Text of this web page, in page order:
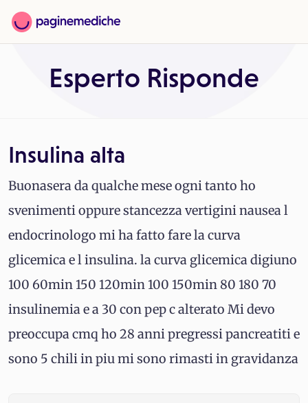
Esperto Risponde
Insulina alta
Buonasera da qualche mese ogni tanto ho
svenimenti oppure stancezza vertigini nausea l
endocrinologo mi ha fatto fare la curva
glicemica e l insulina. la curva glicemica digiuno
100 60min 150 120min 100 150min 80 180 70
insulinemia e a 30 con pep c alterato Mi devo
preoccupa cmq ho 28 anni pregressi pancreatiti e
sono 5 chili in piu mi sono rimasti in gravidanza